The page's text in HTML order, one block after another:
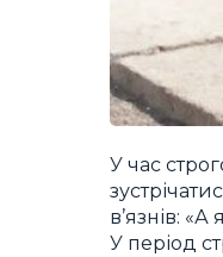
У час
в’язнів:
У період